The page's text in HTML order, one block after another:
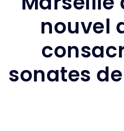
nouvel
sonates